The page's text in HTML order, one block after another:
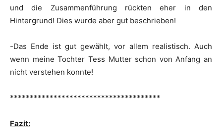
und die Zusammenführung rückten eher in den
Hintergrund! Dies wurde aber gut beschrieben!
-Das Ende ist gut gewählt, vor allem realistisch. Auch
wenn meine Tochter Tess Mutter schon von Anfang an
nicht verstehen konnte!
**************************************
Fazit: